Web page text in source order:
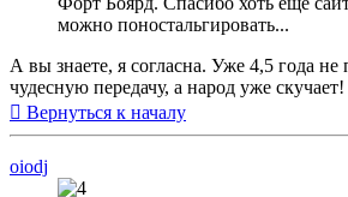
можно поностальгировать...
А вы знаете, я согласна. Уже 4,5 года не
чудесную передачу, а народ уже скучает!
Вернуться к началу
oiodj